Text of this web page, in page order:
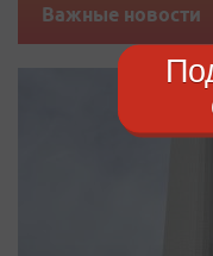
Важные новости